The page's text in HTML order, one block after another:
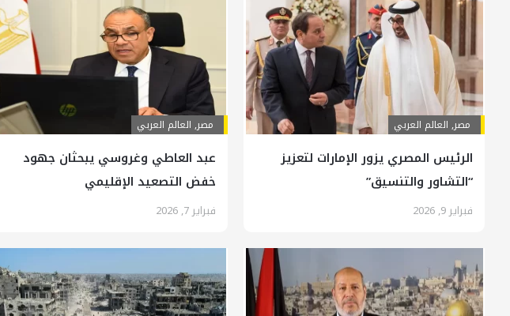
مصر, العالم العربي
الرئيس المصري يزور الإمارات لتعزيز
“التشاور والتنسيق”
فبراير 9, 2026
مصر, العالم العربي
عبد العاطي وغروسي يبحثان جهود
خفض التصعيد الإقليمي
فبراير 7, 2026